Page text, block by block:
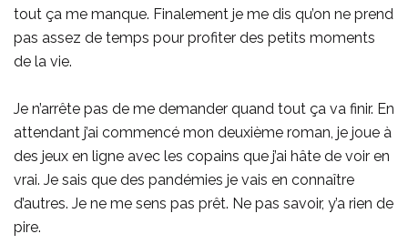
tout ça me manque. Finalement je me dis qu’on ne prend
pas assez de temps pour profiter des petits moments
de la vie.
Je n’arrête pas de me demander quand tout ça va finir. En
attendant j’ai commencé mon deuxième roman, je joue à
des jeux en ligne avec les copains que j’ai hâte de voir en
vrai. Je sais que des pandémies je vais en connaître
d’autres. Je ne me sens pas prêt. Ne pas savoir, y’a rien de
pire.